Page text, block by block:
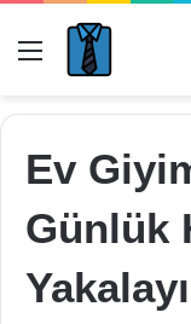
Menü
Ev
Günlük